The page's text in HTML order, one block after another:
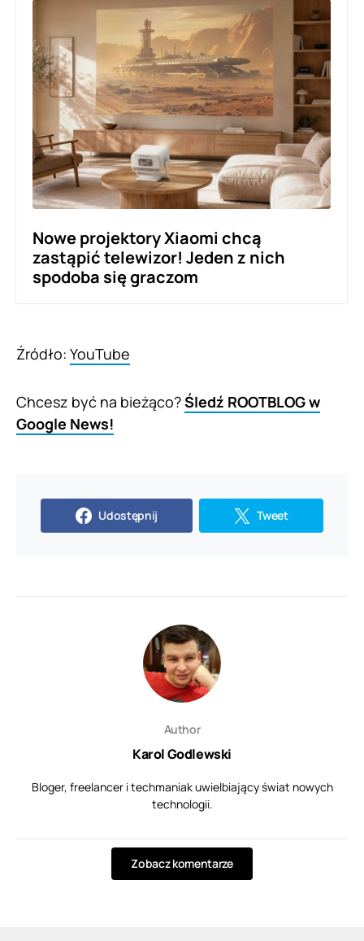
Nowe projektory Xiaomi chcą
zastąpić telewizor! Jeden z nich
spodoba się graczom
Źródło: YouTube
Chcesz być na bieżąco?Śledź ROOTBLOG w
Google News!
Udostępnij Tweet
Author
Karol Godlewski
Bloger, freelancer i techmaniak uwielbiający świat nowych
technologii.
Zobacz komentarze